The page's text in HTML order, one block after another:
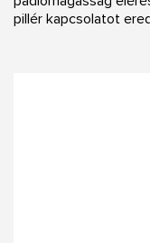
pillér kapcsolatot